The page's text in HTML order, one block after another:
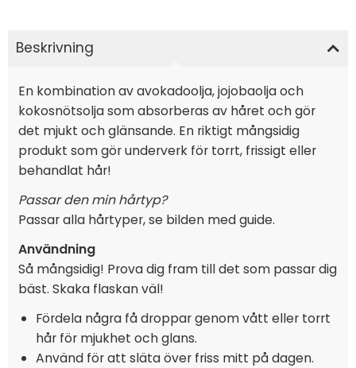
Beskrivning
En kombination av avokadoolja, jojobaolja och
kokosnötsolja som absorberas av håret och gör
det mjukt och glänsande. En riktigt mångsidig
produkt som gör underverk för torrt, frissigt eller
behandlat hår!
Passar den min hårtyp?
Passar alla hårtyper, se bilden med guide.
Användning
Så mångsidig! Prova dig fram till det som passar dig
bäst. Skaka flaskan väl!
Fördela några få droppar genom vått eller torrt
hår för mjukhet och glans.
Använd för att släta över friss mitt på dagen.